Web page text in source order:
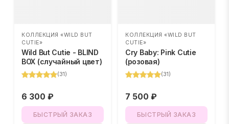
КОЛЛЕКЦИЯ «WILD BUT
CUTIE»
Wild But Cutie - BLIND
BOX (случайный цвет)
(31 )
6 300 ₽
БЫСТРЫЙ ЗАКАЗ
КОЛЛЕКЦИЯ «WILD BUT
CUTIE»
Cry Baby: Pink Cutie
(розовая)
(31 )
7 500 ₽
БЫСТРЫЙ ЗАКАЗ